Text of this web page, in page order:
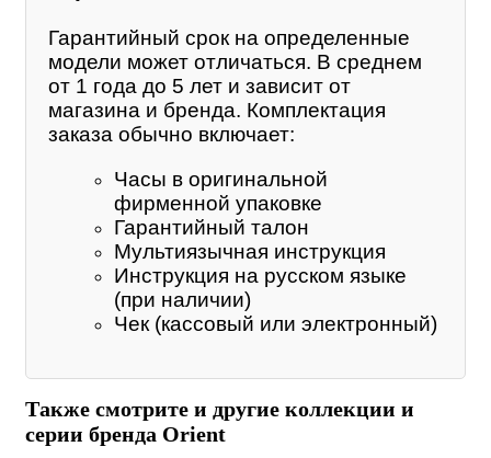
Гарантийный срок на определенные
модели может отличаться. В среднем
от 1 года до 5 лет и зависит от
магазина и бренда. Комплектация
заказа обычно включает:
Часы в оригинальной
фирменной упаковке
Гарантийный талон
Мультиязычная инструкция
Инструкция на русском языке
(при наличии)
Чек (кассовый или электронный)
Также смотрите и другие коллекции и
серии бренда Orient